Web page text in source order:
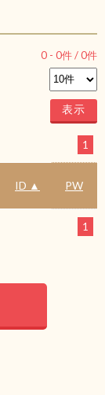
0 - 0件 /0件
1
ID ▲ PW
1